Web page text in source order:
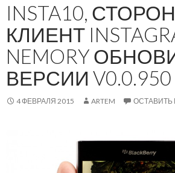
INSTA10,
КЛИЕНТ
NEMORY
ВЕРСИИ V0.0.950
4 ФЕВРАЛЯ 2015 ARTEM